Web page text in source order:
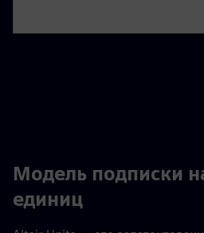
Модель подписки
единиц